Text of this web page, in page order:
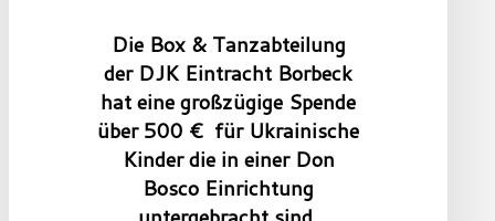
Die Box & Tanzabteilung
der DJK Eintracht Borbeck
hat eine großzügige Spende
über 500 € für Ukrainische
Kinder die in einer Don
Bosco Einrichtung